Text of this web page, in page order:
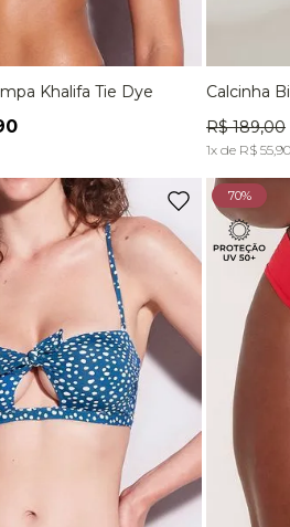
G
M
À SACOLA
Khalifa Tie Dye
P
Calcinha
R$ 189,00
1x de R$ 55,90
70%